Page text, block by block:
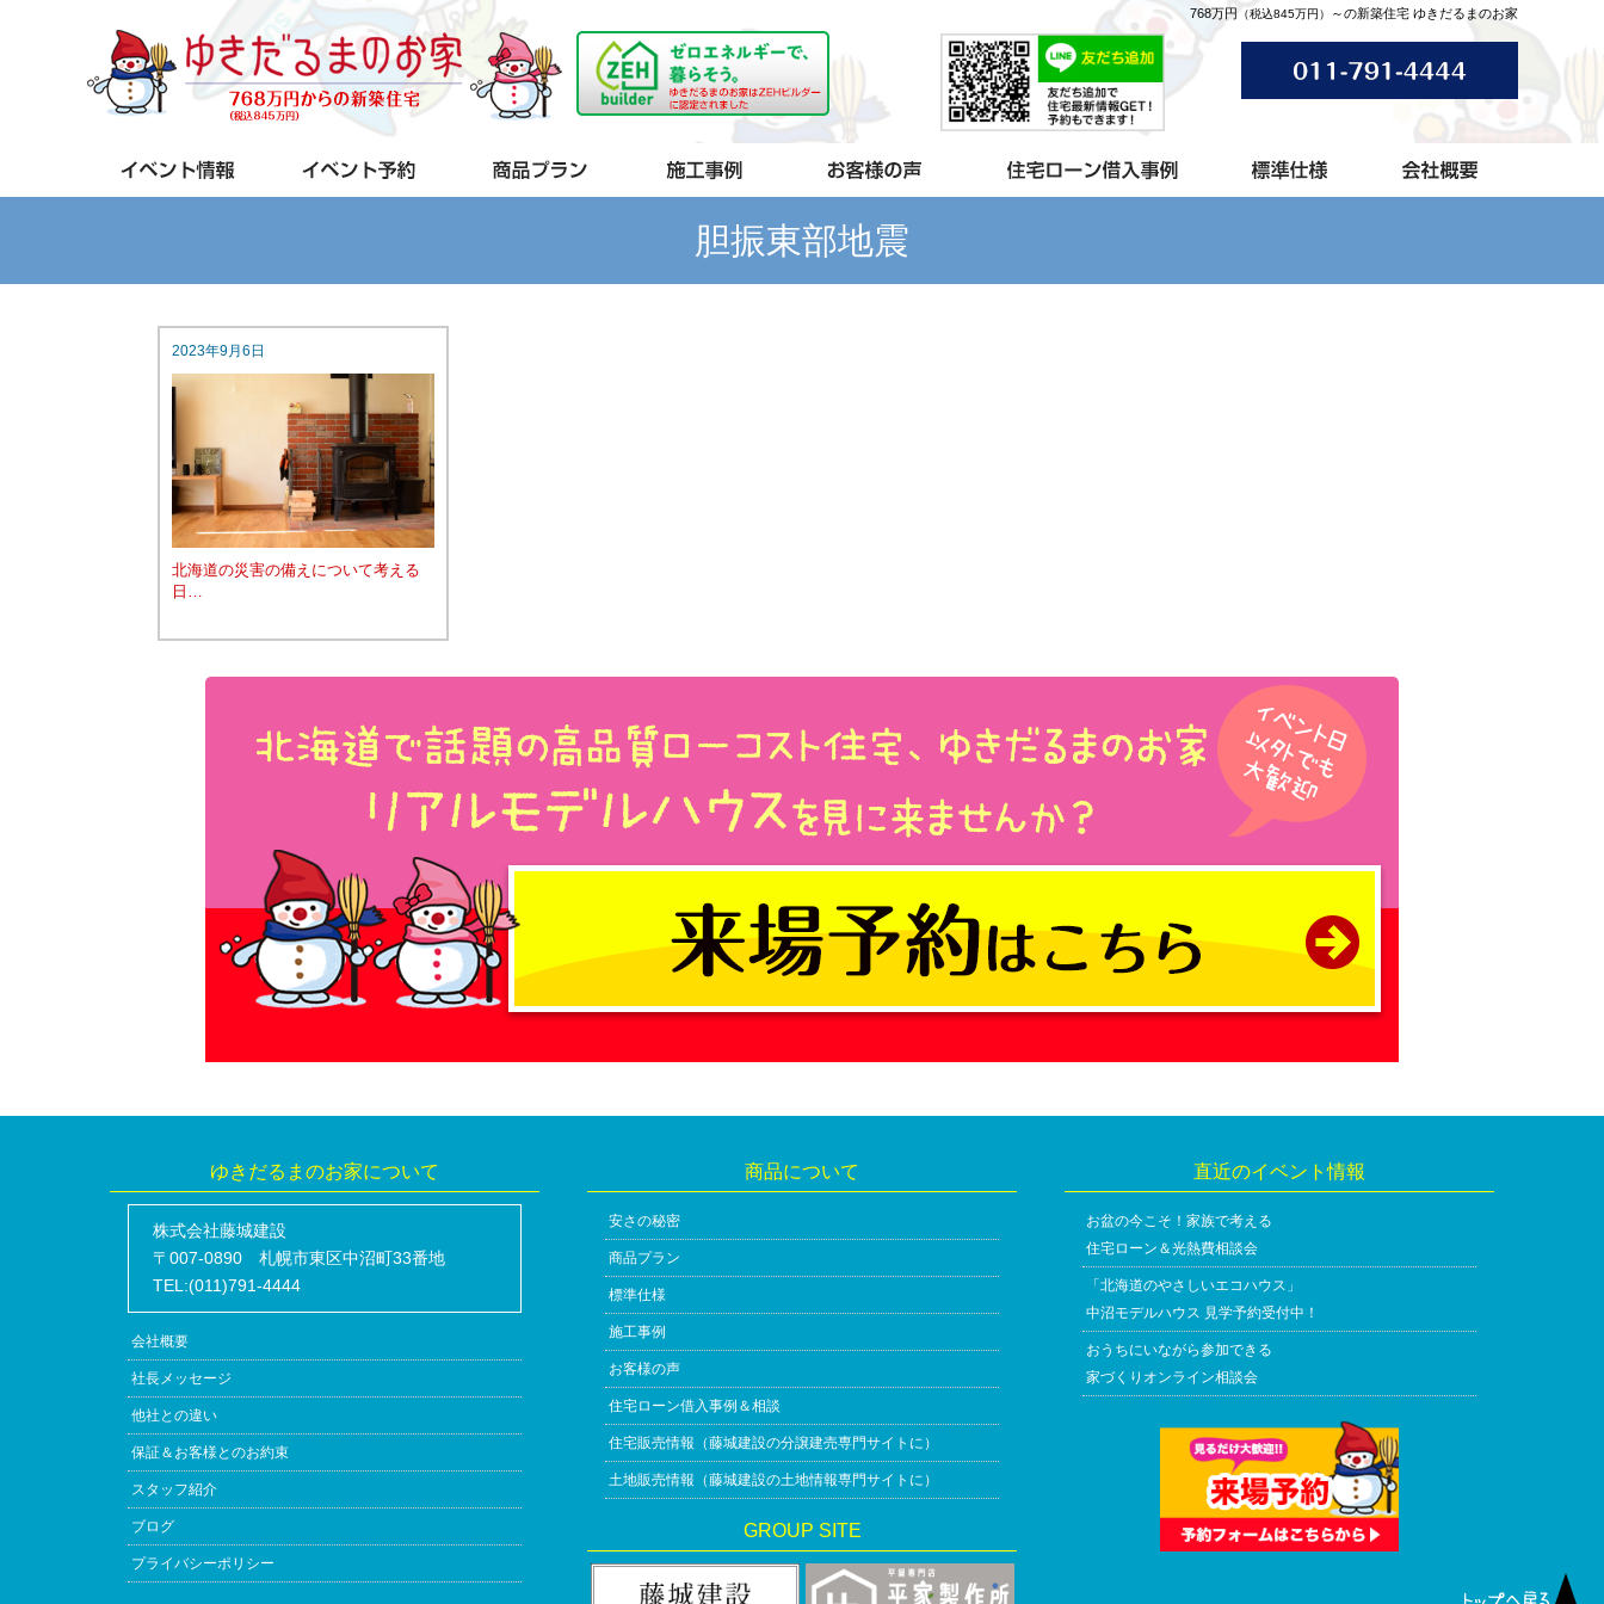
768万円 （税込845万円） ～の新築住宅 ゆきだるまのお家
胆振東部地震
2023年9月6日
北海道の災害の備えについて考える
日…
ゆきだるまのお家について
株式会社藤城建設
〒007-0890 札幌市東区中沼町33番地
TEL:(011)791-4444
会社概要
社長メッセージ
他社との違い
保証＆お客様とのお約束
スタッフ紹介
ブログ
プライバシーポリシー
商品について
安さの秘密
商品プラン
標準仕様
施工事例
お客様の声
住宅ローン借入事例＆相談
住宅販売情報（藤城建設の分譲建売専門サイトに）
土地販売情報（藤城建設の土地情報専門サイトに）
GROUP SITE
直近のイベント情報
お盆の今こそ！家族で考える
住宅ローン＆光熱費相談会
「北海道のやさしいエコハウス」
中沼モデルハウス 見学予約受付中！
おうちにいながら参加できる
家づくりオンライン相談会